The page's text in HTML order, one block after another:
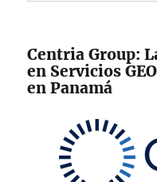
Centria Group:
en Servicios
en Panamá